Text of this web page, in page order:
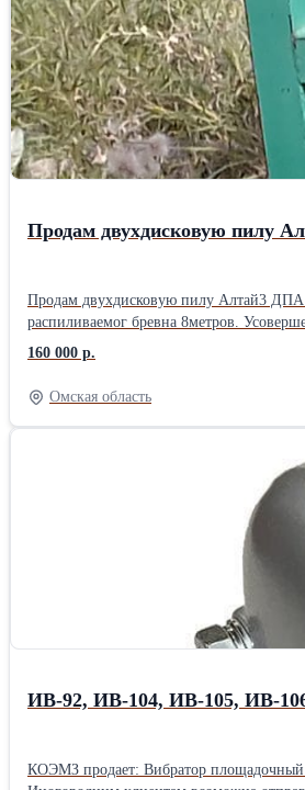
Продам двухдисковую пилу
Продам двухдисковую пилу Алтай3 ДПА
распиливаемог бревна 8метров. Усовершенсовован механизм зажима бревна. Усилены кожухи пил, которые являются основной причиной порчи победитовых напаек. Цена 240 000 руб. Торг уместен. В
дополнение предлагаем комплект пил
160 000 р.
Омская область
ИВ-92, ИВ-104, ИВ-105, ИВ-
КОЭМЗ продает: Вибратор площадочный